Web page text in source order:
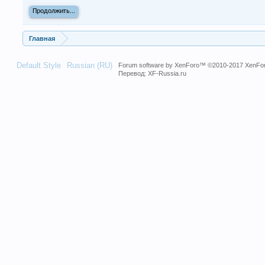
Продолжить...
Главная
Default Style Russian (RU) Forum software by XenForo™©2010-2017
Перевод:XF-Russia.ru